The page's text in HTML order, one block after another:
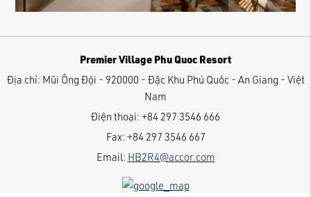
Premier Village Phu Quoc Resort
Địa chỉ: Mũi Ông Đội - 920000 - Đặc Khu Phú Quốc - An Giang - Việt
Nam
Điện thoại: +84 297 3546 666
Fax: +84 297 3546 667
Email: HB2R4@accor.com